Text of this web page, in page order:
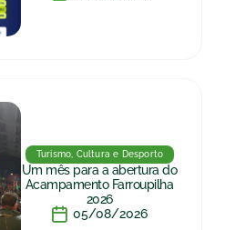
Turismo, Cultura e Desporto
Um mês para a abertura do
Acampamento Farroupilha
2026
05/08/2026